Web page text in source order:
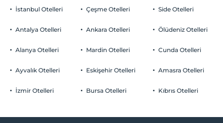
Otopark
Ücretsiz Özel Otopark
Evcil Hayvan
2 yaşına kadar olan bebekler ücretsizdir.
İstanbul Otelleri
Antalya Otelleri
Alanya Otelleri
Ayvalık Otelleri
İzmir Otelleri
Çeşme Otelleri
Ankara Otelleri
Mardin Otelleri
Eskişehir Otelleri
Bursa Otelleri
Side Otelleri
Ölüdeniz Otelleri
Cunda Otelleri
Amasra Otelleri
Kıbrıs Otelleri